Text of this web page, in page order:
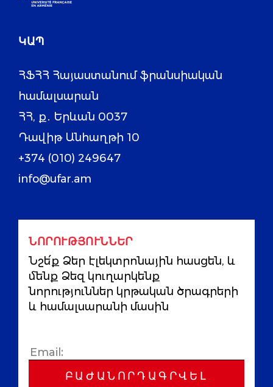
ԿԱՊ
ՀՖՀՀ Հայաստանում ֆրանսիական
համալսարան
ՀՀ, ք․ Երևան 0037
Դավիթ Անհաղթի 10
+374 (010) 249647
info@ufar.am
ՆՈՐՈՒԹՅՈՒՆՆԵՐ
Նշե՛ք Ձեր էլեկտրոնային հասցեն, և
մենք Ձեզ կուղարկենք
նորություններ կրթական ծրագրերի
և համալսարանի մասին
ԲԱԺԱՆՈՐԴԱԳՐՎԵԼ